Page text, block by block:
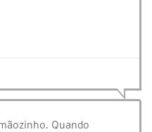
Quando